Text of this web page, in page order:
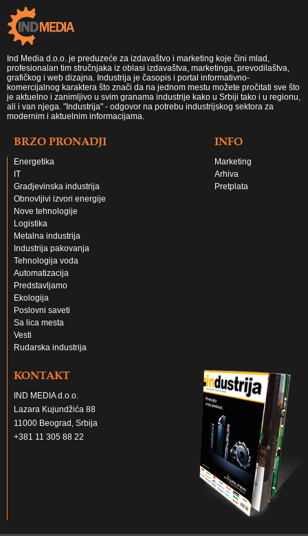
Ind Media d.o.o. je preduzeće za izdavaštvo i marketing koje čini mlad,
profesionalan tim stručnjaka iz oblasi izdavaštva, marketinga, prevodilaštva,
grafičkog i web dizajna. Industrija je časopis i portal informativno-
komercijalnog karaktera što znači da na jednom mestu možete pročitati sve što
je aktuelno i zanimljivo u svim granama industrije kako u Srbiji tako i u regionu,
ali i van njega. "Industrija" - odgovor na potrebu industrijskog sektora za
modernim i aktuelnim informacijama.
BRZO PRONADJI
Energetika
IT
Gradjevinska industrija
Obnovljivi izvori energije
Nove tehnologije
Logistika
Metalna industrija
Industrija pakovanja
Tehnologija voda
Automatizacija
Predstavljamo
Ekologija
Poslovni saveti
Sa lica mesta
Vesti
Rudarska industrija
INFO
Marketing
Arhiva
Pretplata
KONTAKT
IND MEDIA d.o.o.
Lazara Kujundžića 88
11000 Beograd, Srbija
+381 11 305 88 22